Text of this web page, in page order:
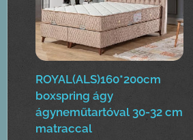
ROYAL(ALS)160*200cm
boxspring ágy
ágyneműtartóval 30-32 cm
matraccal